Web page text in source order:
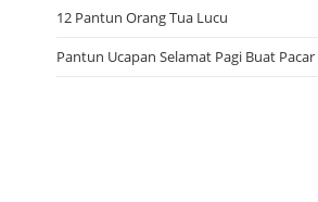
12 Pantun Orang Tua Lucu
Pantun Ucapan Selamat Pagi Buat Pacar